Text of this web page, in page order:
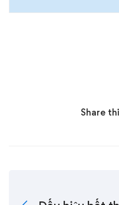
Share